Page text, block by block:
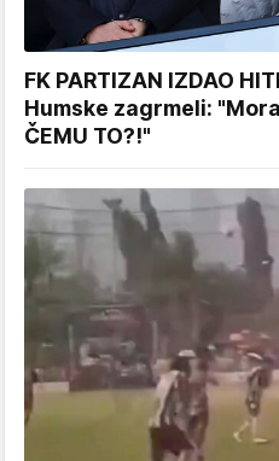
FK PARTIZAN IZDAO
Humske zagrmeli:
ČEMU TO?!"